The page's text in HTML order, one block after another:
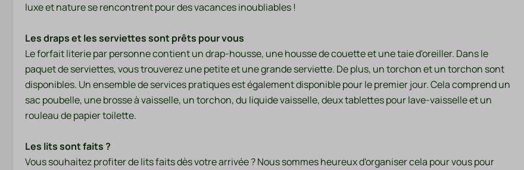
refroidissement
Chauffage central
Chauffage par le sol
luxe et nature se rencontrent pour des vacances inoubliables !
Les draps et les serviettes sont prêts pour vous
Le forfait literie par personne contient un drap-housse, une housse de couette et une taie d'oreiller. Dans le
paquet de serviettes, vous trouverez une petite et une grande serviette. De plus, un torchon et un torchon sont
disponibles. Un ensemble de services pratiques est également disponible pour le premier jour. Cela comprend un
sac poubelle, une brosse à vaisselle, un torchon, du liquide vaisselle, deux tablettes pour lave-vaisselle et un
rouleau de papier toilette.
Les lits sont faits ?
Vous souhaitez profiter de lits faits dès votre arrivée ? Nous sommes heureux d'organiser cela pour vous pour